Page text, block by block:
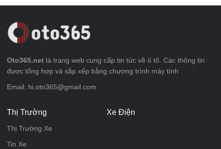
Oto365.net là trang web cung cấp tin tức về ô tô. Các thông tin
được tổng hợp và sắp xếp bằng chương trình máy tính
Email: hi.oto365@gmail.com
Thị Trường
Thị Trường Xe
Tin Xe
Xe Điện